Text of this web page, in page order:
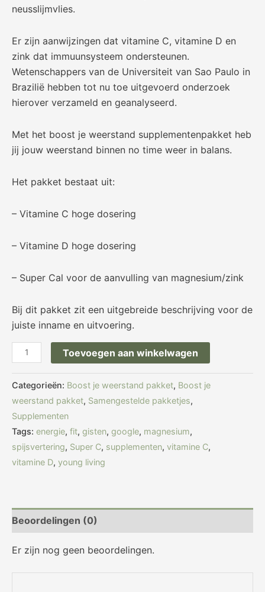
neusslijmvlies.
Er zijn aanwijzingen dat vitamine C, vitamine D en
zink dat immuunsysteem ondersteunen.
Wetenschappers van de Universiteit van Sao Paulo in
Brazilië hebben tot nu toe uitgevoerd onderzoek
hierover verzameld en geanalyseerd.
Met het boost je weerstand supplementenpakket heb
jij jouw weerstand binnen no time weer in balans.
Het pakket bestaat uit:
– Vitamine C hoge dosering
– Vitamine D hoge dosering
– Super Cal voor de aanvulling van magnesium/zink
Bij dit pakket zit een uitgebreide beschrijving voor de
juiste inname en uitvoering.
Toevoegen aan winkelwagen
Categorieën: Boost je weerstand pakket, Boost je
weerstand pakket, Samengestelde pakketjes,
Supplementen
Tags: energie, fit, gisten, google, magnesium,
spijsvertering, Super C, supplementen, vitamine C,
vitamine D, young living
Beoordelingen (0)
Er zijn nog geen beoordelingen.